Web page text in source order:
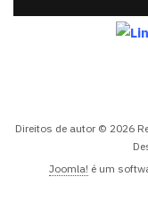
Direitos de autor © 2026
Joomla! é um